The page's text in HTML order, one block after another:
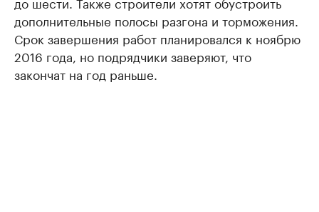
дополнительные полосы разгона и торможения.
Срок завершения работ планировался к ноябрю
2016 года, но подрядчики заверяют, что
закончат на год раньше.